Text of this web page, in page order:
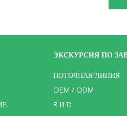
ЭКСКУРСИЯ ПО
ПОТОЧНАЯ ЛИНИЯ
OEM / ODM
R И D